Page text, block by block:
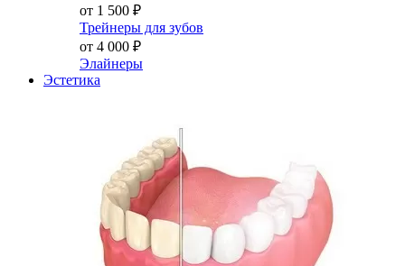
от 1 500 ₽
Трейнеры для зубов
от 4 000 ₽
Элайнеры
Эстетика